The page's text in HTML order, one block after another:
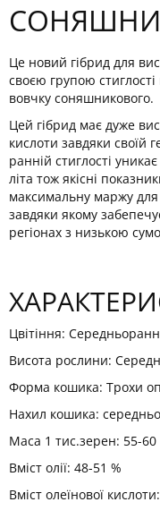
Це новий гібрид для
своєю групою стиглості
вовчку соняшникового.
Цей гібрид має дуже
кислоти завдяки своїй
ранній стиглості
літа тож якісні
максимальну маржу для
завдяки якому
регіонах з низькою
Цвітіння:
Висота рослини:
Форма кошика: Трохи
Нахил кошика:
Маса 1 тис.зерен: 55-60
Вміст олії: 48-51 %
Вміст олеїнової